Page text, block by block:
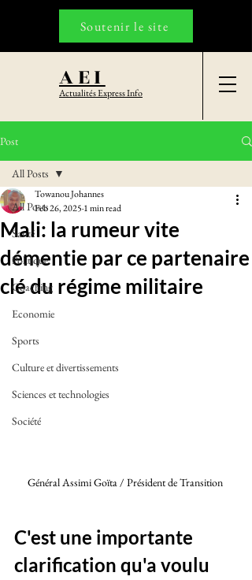
AEI
Actualités Express Info
Soutenir le site
Post
All Posts
Santé
Politique
Coaching
Economie
Sports
Culture et divertissements
Sciences et technologies
Société
All Posts
Mali: la rumeur vite
démentie par ce partenaire
clé du régime militaire
Towanou Johannes
Feb 26, 2025 1 min read
Général Assimi Goïta / Président de Transition
C'est une importante
clarification qu'a voulu